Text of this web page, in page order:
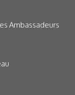
Ambassadeurs